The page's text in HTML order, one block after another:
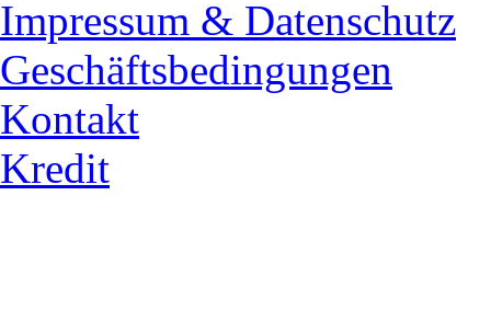
Impressum & Datenschutz
Geschäftsbedingungen
Kontakt
Kredit